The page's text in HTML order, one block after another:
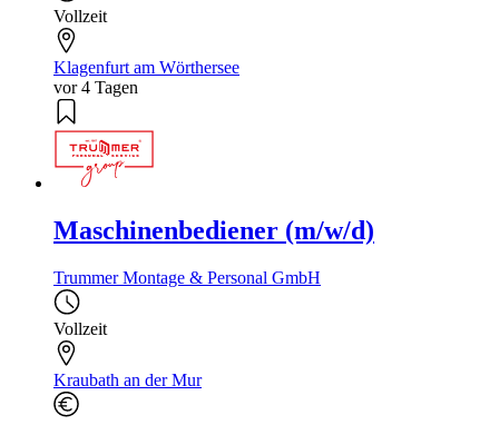
Vollzeit
Klagenfurt am Wörthersee
vor 4 Tagen
Maschinenbediener (m/w/d)
Trummer Montage & Personal GmbH
Vollzeit
Kraubath an der Mur